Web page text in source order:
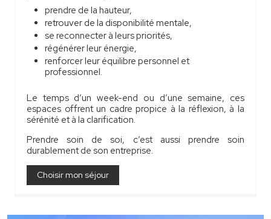
prendre de la hauteur,
retrouver de la disponibilité mentale,
se reconnecter à leurs priorités,
régénérer leur énergie,
renforcer leur équilibre personnel et
professionnel.
Le temps d’un week-end ou d’une semaine, ces
espaces offrent un cadre propice à la réflexion, à la
sérénité et à la clarification.
Prendre soin de soi, c’est aussi prendre soin
durablement de son entreprise.
Choisir mon séjour